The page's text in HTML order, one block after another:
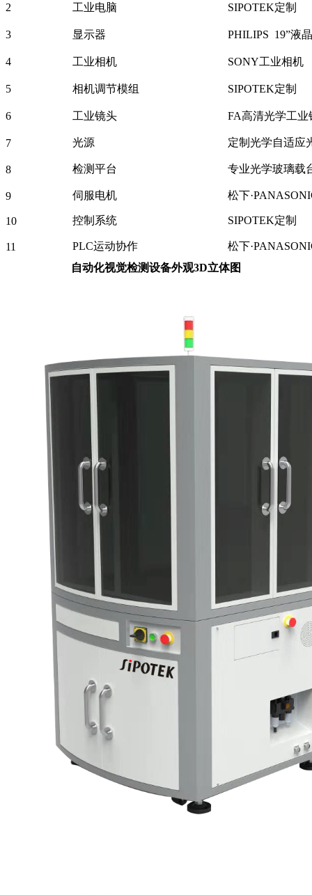
2 工业电脑 SIPOTEK定制
3 显示器 PHILIPS 19”液
4 工业相机 SONY工业相机
5 相机调节模组 SIPOTEK定制
6 工业镜头 FA高清光学工业
7 光源 定制光学自适应
8 检测平台 专业光学玻璃载
9 伺服电机 松下
10 控制系统 SIPOTEK定制
11 PLC运动协作
松下
自动化视觉检测设备外观3D立体图